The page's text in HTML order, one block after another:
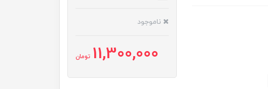
ناموجود
11,300,000 تومان